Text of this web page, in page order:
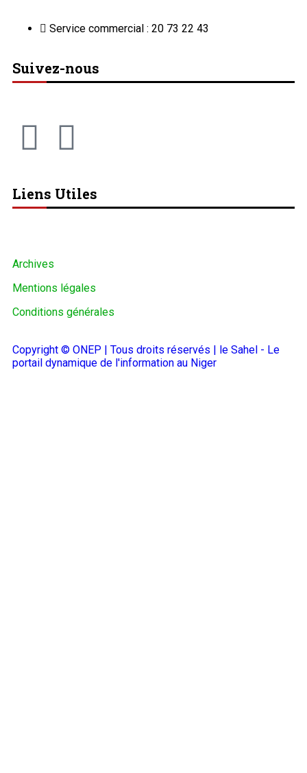
Service commercial : 20 73 22 43
Suivez-nous
Liens Utiles
Archives
Mentions légales
Conditions générales
Copyright © ONEP | Tous droits réservés | le Sahel - Le
portail dynamique de l'information au Niger